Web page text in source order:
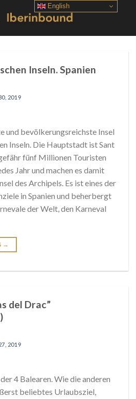
Inseln. Spanien
2019
und bevölkerungsreichste Insel
Inseln. Die Hauptstadt ist Sant
fünf Millionen Touristen
Jahr und machen es damit
des Archipels. Es ist eines der
in Spanien und beherbergt
der Welt, den Karneval
→
del Drac”
2019
4 Balearen. Wie die anderen
beliebtes Urlaubsziel,
English